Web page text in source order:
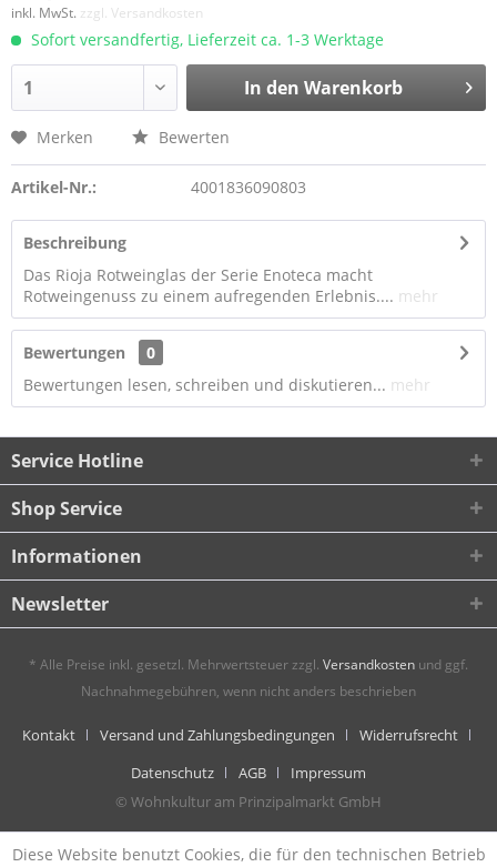
inkl. MwSt. zzgl. Versandkosten
Sofort versandfertig, Lieferzeit ca. 1-3 Werktage
In den Warenkorb
Merken Bewerten
Artikel-Nr.: 4001836090803
Beschreibung
Das Rioja Rotweinglas der Serie Enoteca macht
Rotweingenuss zu einem aufregenden Erlebnis.... mehr
Bewertungen
0
Bewertungen lesen, schreiben und diskutieren... mehr
Service Hotline
Shop Service
Informationen
Newsletter
* Alle Preise inkl. gesetzl. Mehrwertsteuer zzgl. Versandkosten und ggf.
Nachnahmegebühren, wenn nicht anders beschrieben
Kontakt Versand und Zahlungsbedingungen
Widerrufsrecht
Datenschutz
AGB
Impressum
© Wohnkultur am Prinzipalmarkt GmbH
Diese Website benutzt Cookies, die für den technischen Betrieb